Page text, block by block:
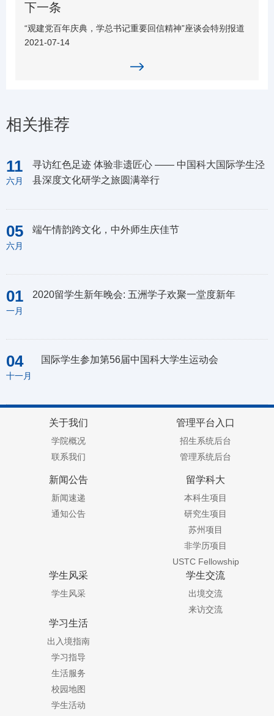
下一条
“观建党百年庆典，学总书记重要回信精神”座谈会特别报道
2021-07-14
相关推荐
11
六月
寻访红色足迹 体验非遗匠心 —— 中国科大国际学生泾
县深度文化研学之旅圆满举行
05
六月
端午情韵跨文化，中外师生庆佳节
01
一月
2020留学生新年晚会: 五洲学子欢聚一堂度新年
04
十一月
国际学生参加第56届中国科大学生运动会
关于我们
学院概况
联系我们
管理平台入口
招生系统后台
管理系统后台
新闻公告
新闻速递
通知公告
留学科大
本科生项目
研究生项目
苏州项目
非学历项目
USTC Fellowship
学生风采
学生风采
学生交流
出境交流
来访交流
学习生活
出入境指南
学习指导
生活服务
校园地图
学生活动